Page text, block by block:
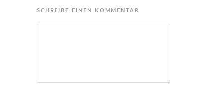
SCHREIBE EINEN KOMMENTAR